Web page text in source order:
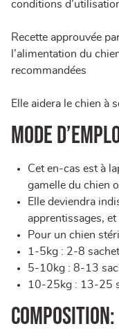
conditions
Recette approuvée
l’alimentation du
recommandées
Elle aidera le chien à
Mode
Cet en-cas est à
gamelle du chien
Elle deviendra
apprentissages,
Pour un chien
1-5kg : 2-8
5-10kg : 8-13
10-25kg : 13-25
Composition: